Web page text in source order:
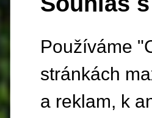
Používáme
stránkách
a reklam, k